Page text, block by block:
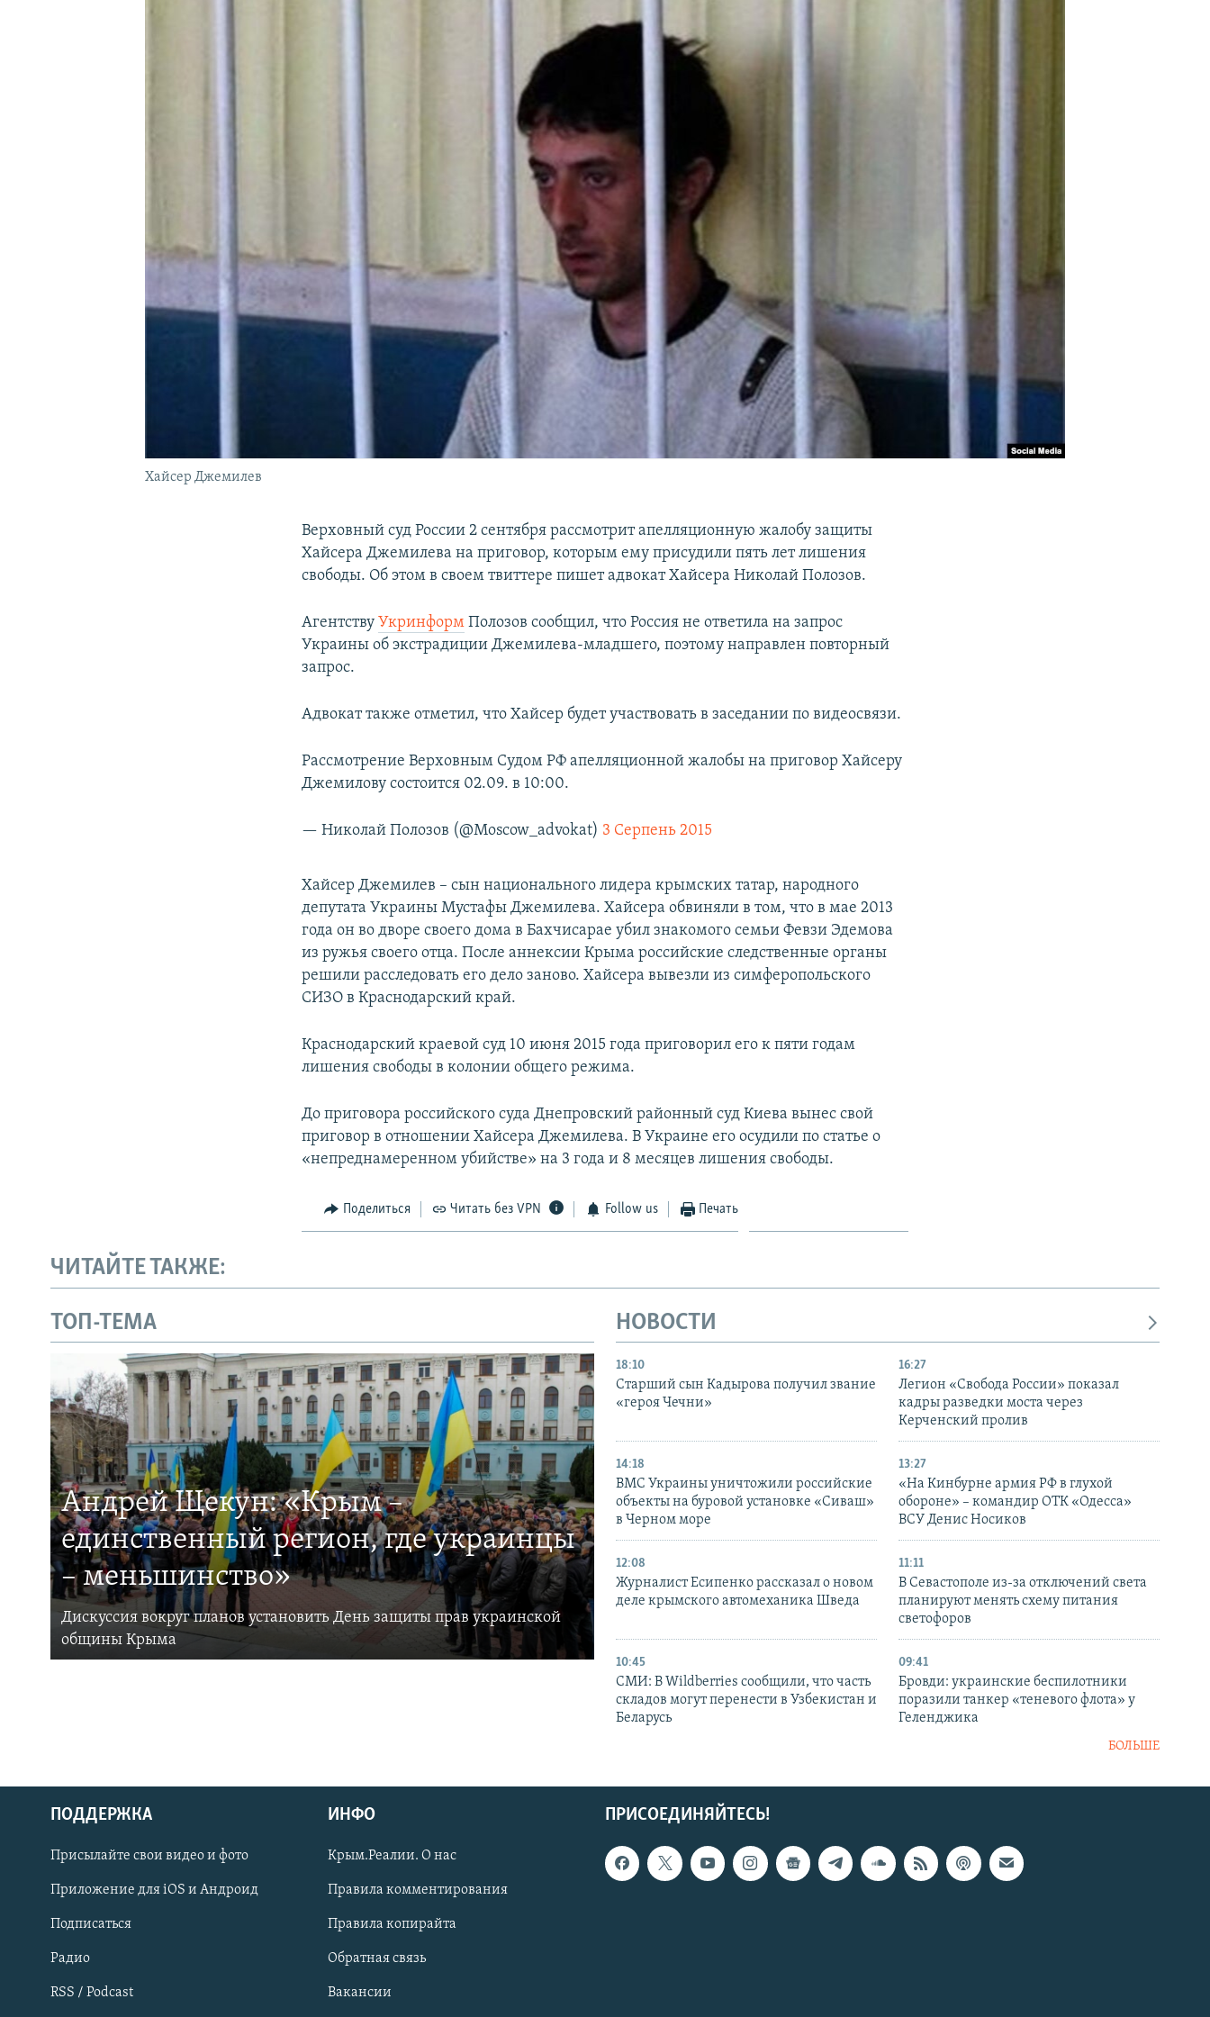
Українською
Qırımtatar
ПРИСОЕДИНЯЙТЕСЬ!
Хайсер Джемилев
Верховный суд России 2 сентября рассмотрит апелляционную жалобу защиты
Хайсера Джемилева на приговор, которым ему присудили пять лет лишения
свободы. Об этом в своем твиттере пишет адвокат Хайсера Николай Полозов.
АгентствуУкринформ Полозов сообщил, что Россия не ответила на запрос
Украины об экстрадиции Джемилева-младшего, поэтому направлен повторный
запрос.
Адвокат также отметил, что Хайсер будет участвовать в заседании по видеосвязи.
Рассмотрение Верховным Судом РФ апелляционной жалобы на приговор Хайсеру
Джемилову состоится 02.09. в 10:00.
— Николай Полозов (@Moscow_advokat) 3 Серпень 2015
Хайсер Джемилев – сын национального лидера крымских татар, народного
депутата Украины Мустафы Джемилева. Хайсера обвиняли в том, что в мае 2013
года он во дворе своего дома в Бахчисарае убил знакомого семьи Февзи Эдемова
из ружья своего отца. После аннексии Крыма российские следственные органы
решили расследовать его дело заново. Хайсера вывезли из симферопольского
СИЗО в Краснодарский край.
Краснодарский краевой суд 10 июня 2015 года приговорил его к пяти годам
лишения свободы в колонии общего режима.
До приговора российского суда Днепровский районный суд Киева вынес свой
приговор в отношении Хайсера Джемилева. В Украине его осудили по статье о
«непреднамеренном убийстве» на 3 года и 8 месяцев лишения свободы.
Поделиться Читать без VPN Follow us Печать
ЧИТАЙТЕ ТАКЖЕ:
ТОП-ТЕМА
Андрей Щекун: «Крым –
единственный регион, где украинцы
– меньшинство»
Дискуссия вокруг планов установить День защиты прав украинской
общины Крыма
НОВОСТИ
18:10
Старший сын Кадырова получил звание
«героя Чечни»
16:27
Легион «Свобода России» показал
кадры разведки моста через
Керченский пролив
14:18
ВМС Украины уничтожили российские
объекты на буровой установке «Сиваш»
в Черном море
13:27
«На Кинбурне армия РФ в глухой
обороне» – командир ОТК «Одесса»
ВСУ Денис Носиков
12:08
Журналист Есипенко рассказал о новом
деле крымского автомеханика Шведа
11:11
В Севастополе из-за отключений света
планируют менять схему питания
светофоров
10:45
СМИ: В Wildberries сообщили, что часть
складов могут перенести в Узбекистан и
Беларусь
09:41
Бровди: украинские беспилотники
поразили танкер «теневого флота» у
Геленджика
БОЛЬШЕ
ПРИСОЕДИНЯЙТЕСЬ!
ПОДДЕРЖКА
Присылайте свои видео и фото
Приложение для iOS и Андроид
Подписаться
Радио
RSS / Podcast
ИНФО
Крым.Реалии. О нас
Правила комментирования
Правила копирайта
Обратная связь
Вакансии